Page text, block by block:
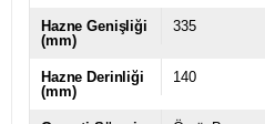
Hazne Genişliği
(mm)
335
Hazne Derinliği
(mm)
140